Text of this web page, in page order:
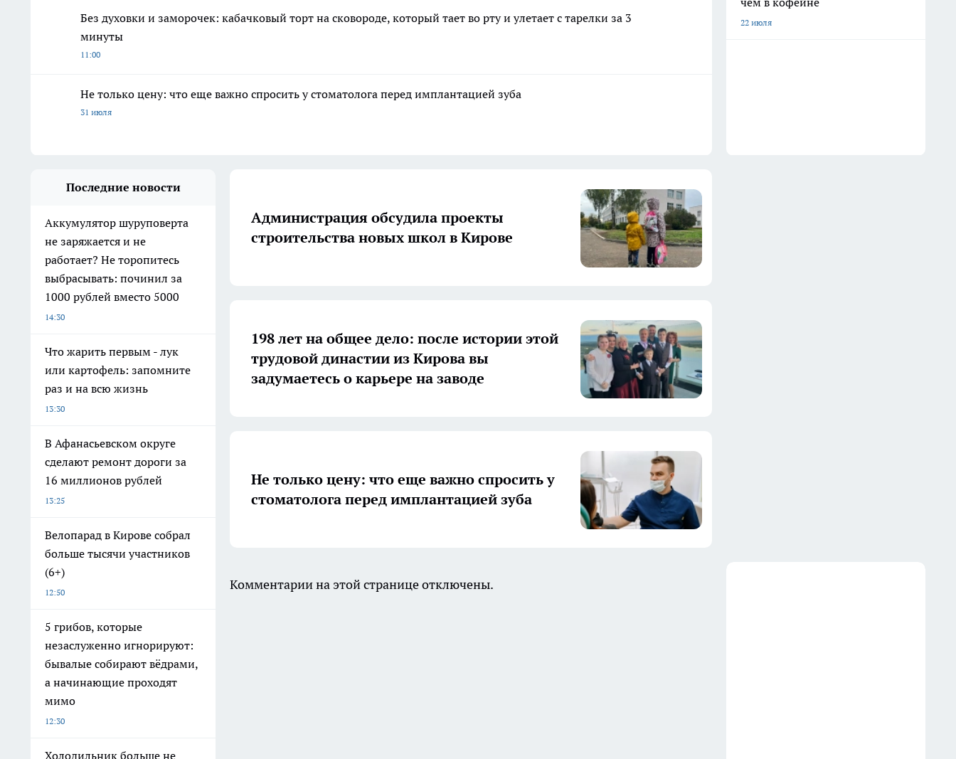
Без духовки и заморочек: кабачковый торт на сковороде, который тает во рту и улетает с тарелки за 3
минуты
11:00
Не только цену: что еще важно спросить у стоматолога перед имплантацией зуба
31 июля
22 июля
Последние новости
Аккумулятор шуруповерта
не заряжается и не
работает? Не торопитесь
выбрасывать: починил за
1000 рублей вместо 5000
14:30
Что жарить первым - лук
или картофель: запомните
раз и на всю жизнь
13:30
В Афанасьевском округе
сделают ремонт дороги за
16 миллионов рублей
13:25
Велопарад в Кирове собрал
больше тысячи участников
(6+)
12:50
5 грибов, которые
незаслуженно игнорируют:
бывалые собирают вёдрами,
а начинающие проходят
мимо
12:30
Холодильник больше не
Администрация обсудила проекты
строительства новых школ в Кирове
198 лет на общее дело: после истории этой
трудовой династии из Кирова вы
задумаетесь о карьере на заводе
Не только цену: что еще важно спросить у
стоматолога перед имплантацией зуба
Комментарии на этой странице отключены.